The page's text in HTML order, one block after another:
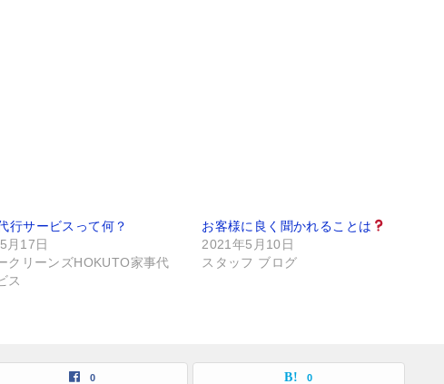
行サービスって何？
月17日
クリーンズHOKUTO家事代
ス
お客様に良く聞かれることは
2021年5月10日
スタッフ ブログ
0 0